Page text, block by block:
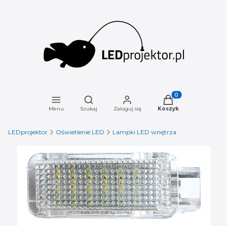
Menu
Otwórz wyszukiwarkę
Szukaj Zaloguj się
Produkty w
Koszyk
LEDprojektor Oświetlenie LED Lampki LED wnętrza